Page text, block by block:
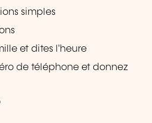
simples
et dites l'heure
de téléphone et donnez